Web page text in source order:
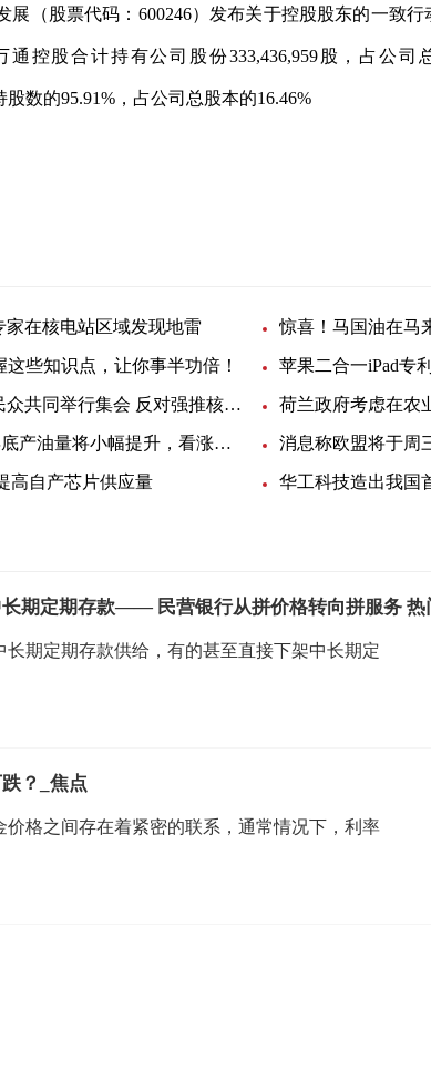
股票代码：600246）发布关于控股股东的一致行
控股合计持有公司股份333,436,959股，占公司
股数的95.91%，占公司总股本的16.46%
在核电站区域发现地雷 惊喜！马国油在马
些知识点，让你事半功倍！
韩国反排海团队与日本民众共同举行集会 反对强推核污染水排海 荷兰政府考虑在农
EIA月度展望：美国明年底产油量将小幅提升，看涨未来油价 消息称欧盟将于周
高自产芯片供应量
期定期存款—— 民营银行从拼价格转向拼服务 热
期定期存款供给，有的甚至直接下架中长期定
？_焦点
格之间存在着紧密的联系，通常情况下，利率